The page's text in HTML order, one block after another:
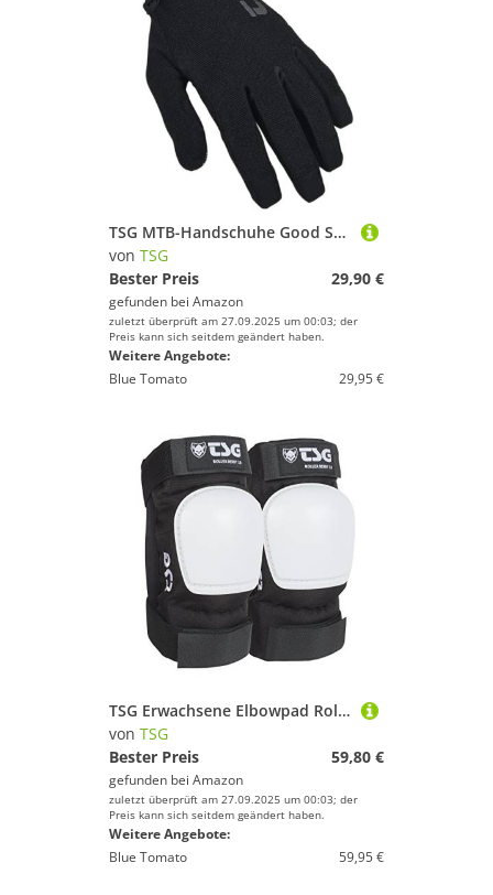
TSG MTB-Handschuhe Good Schwarz Gr. M
von TSG
Bester Preis
29,90 €
gefunden bei Amazon
zuletzt überprüft am 27.09.2025 um 00:03; der
Preis kann sich seitdem geändert haben.
Weitere Angebote:
Blue Tomato
29,95 €
TSG Erwachsene Elbowpad Roller Derby 3.0 Schützer, Schwarz, XS
von TSG
Bester Preis
59,80 €
gefunden bei Amazon
zuletzt überprüft am 27.09.2025 um 00:03; der
Preis kann sich seitdem geändert haben.
Weitere Angebote:
Blue Tomato
59,95 €